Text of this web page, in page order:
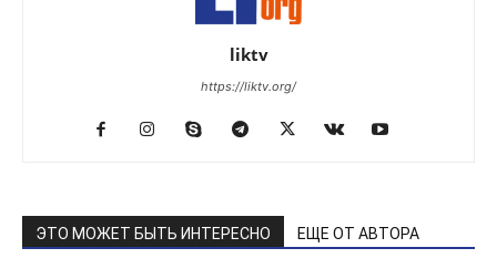
liktv
https://liktv.org/
ЭТО МОЖЕТ БЫТЬ ИНТЕРЕСНО ЕЩЕ ОТ АВТОРА